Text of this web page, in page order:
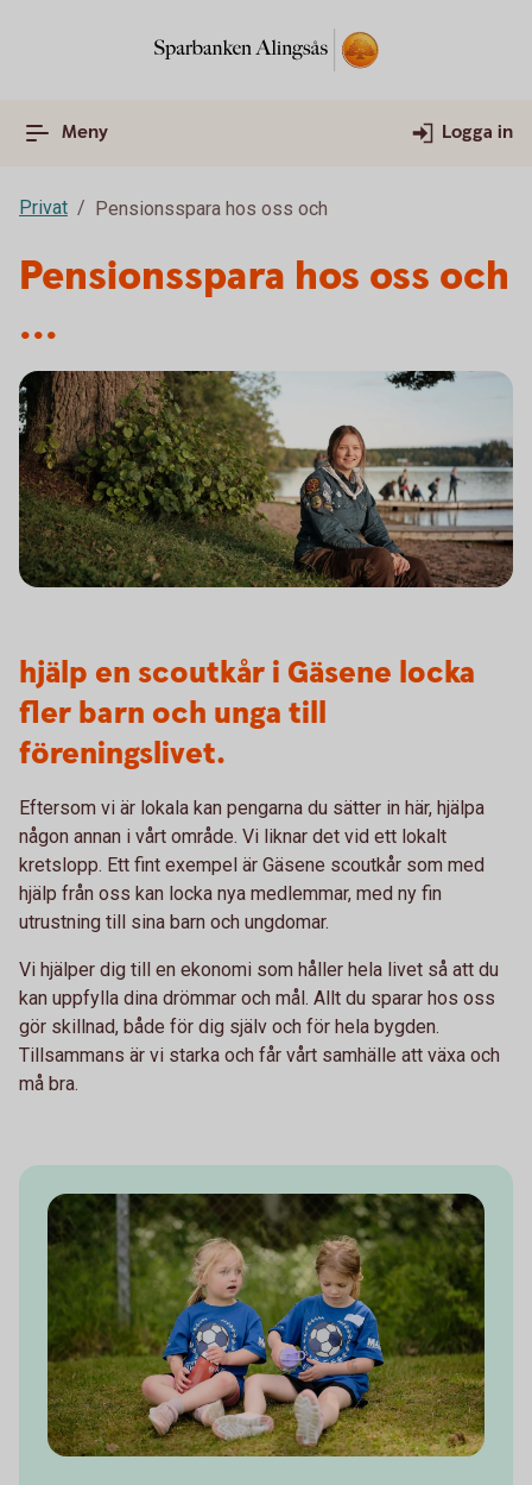
Meny Logga in
Privat Pensionsspara hos oss och
Pensionsspara hos oss och
...
hjälp en scoutkår i Gäsene locka
fler barn och unga till
föreningslivet.
Eftersom vi är lokala kan pengarna du sätter in här, hjälpa
någon annan i vårt område. Vi liknar det vid ett lokalt
kretslopp. Ett fint exempel är Gäsene scoutkår som med
hjälp från oss kan locka nya medlemmar, med ny fin
utrustning till sina barn och ungdomar.
Vi hjälper dig till en ekonomi som håller hela livet så att du
kan uppfylla dina drömmar och mål. Allt du sparar hos oss
gör skillnad, både för dig själv och för hela bygden.
Tillsammans är vi starka och får vårt samhälle att växa och
må bra.